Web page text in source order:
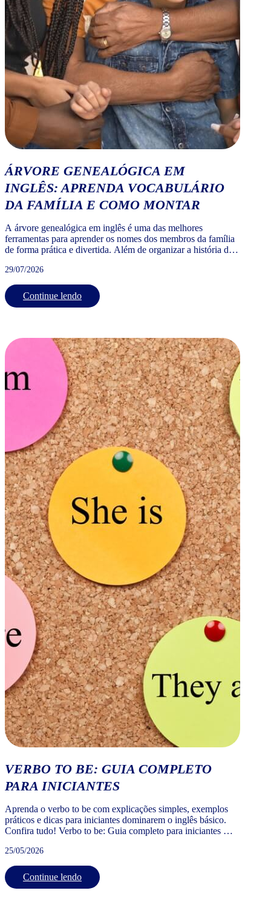
ÁRVORE GENEALÓGICA EM
INGLÊS: APRENDA VOCABULÁRIO
DA FAMÍLIA E COMO MONTAR
A árvore genealógica em inglês é uma das melhores
ferramentas para aprender os nomes dos membros da família
de forma prática e divertida. Além de organizar a história da
conversas cotidianas, viagens, intercâmbios e até bate-papos
informais. Na Wizard, usamos a árvore genealógica da
família […]
29/07/2026
Continue lendo
VERBO TO BE: GUIA COMPLETO
PARA INICIANTES
Aprenda o verbo to be com explicações simples, exemplos
práticos e dicas para iniciantes dominarem o inglês básico.
Confira tudo! Verbo to be: Guia completo para iniciantes O
inglesa. Quem está começando a estudar inglês precisa
dominar o verbo to be logo […]
25/05/2026
Continue lendo